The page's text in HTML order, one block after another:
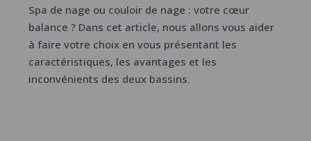
Spa de nage ou couloir de nage : votre cœur
balance ? Dans cet article, nous allons vous aider
à faire votre choix en vous présentant les
caractéristiques, les avantages et les
inconvénients des deux bassins.